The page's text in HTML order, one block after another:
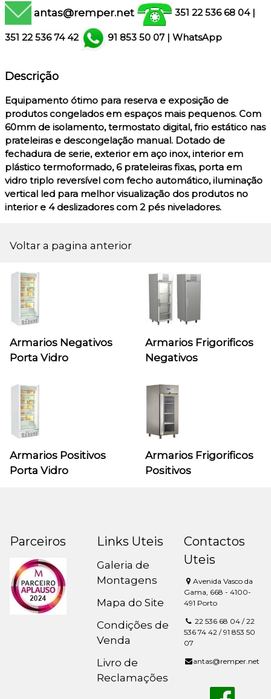
antas@remper.net 351 22 536 68 04 |
351 22 536 74 42 91 853 50 07 | WhatsApp
Descrição
Equipamento ótimo para reserva e exposição de
produtos congelados em espaços mais pequenos. Com
60mm de isolamento, termostato digital, frio estático nas
prateleiras e descongelação manual. Dotado de
fechadura de serie, exterior em aço inox, interior em
plástico termoformado, 6 prateleiras fixas, porta em
vidro triplo reversível com fecho automático, iluminação
vertical led para melhor visualização dos produtos no
interior e 4 deslizadores com 2 pés niveladores.
Voltar a pagina anterior
Armarios Negativos
Porta Vidro
Armarios Frigorificos
Negativos
Armarios Positivos
Porta Vidro
Armarios Frigorificos
Positivos
Parceiros Links Uteis
Galeria de
Montagens
Mapa do Site
Condições de
Venda
Livro de
Reclamações
Contactos
Uteis
Avenida Vasco da
Gama, 668 - 4100-
491 Porto
22 536 68 04 / 22
536 74 42 / 91 853 50
07
antas@remper.net